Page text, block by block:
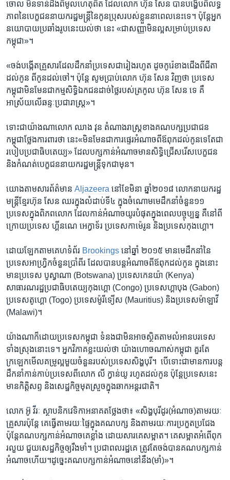
ចោល ​មិន​ទាន់​ដឹង​ពី​មូលហេតុ​ពិត​ ដែល​លោក ​ហ៊ុន សែន​ បាន​បង្ហើប​ពី​លទ្ធ
ភាព​នៃ​បេក្ខជន​នាយក​រដ្ឋ​មន្ត្រី​នៃ​កូន​ប្រុស​របស់​ខ្លួន​នា​ពេល​នេះ​ទេ។ ​ប៉ុន្តែ​អ្នក​
នយោបាយ​ប្រឆាំង​រូប​នេះ​យល់​ថា​ នេះ​ «ជា​សញ្ញា​មិនល្អ​សម្រាប់​ប្រទេស​
កម្ពុជា»។​
«ចង់​បង្កើត​គ្រួសារ​ដែល​ដឹក​នាំ​ប្រទេស​ជារៀង​រហូត ដូច​កូរ៉េខាង​ជើង​ពី​ជីតា​
ដល់​កូន ​ពី​កូន​ដល់​ចៅ។ ​ប៉ុន្តែ ​សូម​ប្រាប់​លោក ​ហ៊ុន សែន​ វិញ​ថា ​ប្រទេស​
កម្ពុជា​មិន​មែន​ជា​កម្ម​សិទ្ធិ​ឯក​ជន​ដាច់​ថ្លៃ​របស់​ត្រកូល ​ហ៊ុន សែន​ ទេ គឺ​
អាស្រ័យ​លើ​ឆន្ទៈ​ប្រជារាស្ត្រ»។​
ទោះ​ជាយ៉ាងណា​លោក ​ឈាង វុន​ តំណាង​រាស្ត្រ​ខាង​គណបក្ស​ប្រជាជន​
កម្ពុជា​ថ្លែង​ការពារ​ថា ​នេះ​«មិន​មែន​ជា​ការ​ផ្ទេរ​អំណាច​ពី​ឪពុក​ដល់​កូន​ទេ​តែ​ជា​
របៀប​ប្រជា​ធិបតេយ្យ» ដែល​បក្ស​កាន់​អំណាច​មាន​សិទ្ធិ​ជ្រើសរើស​បេក្ខជន ​
និង​កំណត់​បេក្ខជន​នាយក​រដ្ឋ​មន្ត្រី​ទុកជា​មុន។​
យោង​តាម​សារ​ព័ត៌មាន​ Aljazeera ​នៅ​ខែ​មិនា​ ឆ្នាំ​២០១៨ លោក​នាយក​រដ្ឋ
មន្ត្រី​ខ្មែរ​ហ៊ុន សែន​ ឈរ​ក្នុង​លំដាប់​ទី​៤​ ក្នុង​ចំណោម​មេ​ដឹកនាំ​ចំនួន​១១ ​
ប្រទេស​ក្នុង​ពិភព​លោក ​ដែល​កាន់​អំណាច​យូរ​បំផុត​ក្នុង​ពេល​បច្ចុប្បន្ន​ គឺ​នៅ​ពី​
ក្រោយ​ប្រទេស​ ហ្គីនណេ អេក្វាទ័រ ​ប្រទេស​កាម៉េរូន ​និង​ប្រទេស​កុងហ្គោ។
ដោយ​ឡែក​តាម​គេហទំព័រ​ Brookings ​នៅ​ឆ្នាំ​ ២០១៥ ​មាន​មេដឹក​នាំ​នៃ​
ប្រទេស​អាហ្វ្រិក​ចំនួន​ប្រាំពីរ ​ដែល​បាន​បន្ត​អំណាច​ពី​ឪពុក​ដល់​កូន​ ក្នុង​នោះ​
មាន​ប្រទេស​ បូស្វាណា​ (Botswana) ​ប្រទេស​កេនយ៉ា ​(Kenya)​
សាធារណរដ្ឋ​ប្រជា​ធិបតេយ្យ​កុងហ្គោ​ (Congo) ​ប្រទេស​ហ្គាបុង ​(Gabon) ​
ប្រទេស​តូហ្គោ ​(Togo) ​ប្រទេស​ម៉ូរីទ្យើស ​(Mauritius) ​និង​ប្រទេស​ម៉ាឡាវី
(Malawi)។​
យ៉ាងណា​ក៏ដោយ​ប្រទេស​កម្ពុជា​ ទំនង​ជា​មិន​អាច​ស្ថិត​តាម​លំអាន​បរទេស​
ទាំង​ស្រុង​នោះ​ទេ។ ​អ្នក​វិភាគ​ខ្លះ​យល់​ថា​ យ៉ាង​ហោច​ណាស់​កម្ពុជា ​គួរតែ​
ក្រឡេក​មើល​គម្រូ​ល្អ​មួយ​ចំនួន​របស់​ប្រទេស​សិង្ហបុរី។ ​ បើទោះ​ជា​មាន​ការ​បន្ត​
ដឹកនាំ​កាន់​កាប់​ប្រទេស​ពី​លោក​ លី ក្វាន់​យូ​ រហូត​ដល់​កូន​ ប៉ុន្តែ​ប្រទេស​នេះ ​
មាន​កិត្តិសព្ទ​ និង​សេដ្ឋ​កិច្ច​មុត​ស្រួច​ក្នុង​ឆាក​អន្តរជាតិ។​
លោក​ អ៊ូ វីរៈ ​ស្ថាបនិក​វេទិកា​អនាគតថ្លែងថា៖ ​«សិង្ហបុរី​ដូរ​(អំណាច)​តាម​រយៈ​
គ្រួសារ​ប៉ុន្តែ​ គេ​ធ្វើ​តាម​រយៈ​ផ្ទៃ​ក្នុង​គណបក្ស ​និង​តាម​រយៈ​ការ​ប្រកួត​ប្រជែង​
ប៉ុន្តែ​គណបក្ស​កាន់​អំណាច​គេ​ខ្លាំង​ ដោយសារ​គេ​សម្អាត។ ​គេ​សម្អាត​អំពើ​ពុក​
រលួយ​ ជួយ​សេដ្ឋកិច្ច​ឲ្យ​រឹងមាំ។​ ប្រជា​ពលរដ្ឋ​គេ ​ត្រូវ​តែ​ចង់​បាន​គណបក្ស​កាន់​
អំណាច​ហើយ។​ដូច្នេះ​គណបក្ស​កាន់​អំណាច​នៅ​នឹង​(មាំ)»។